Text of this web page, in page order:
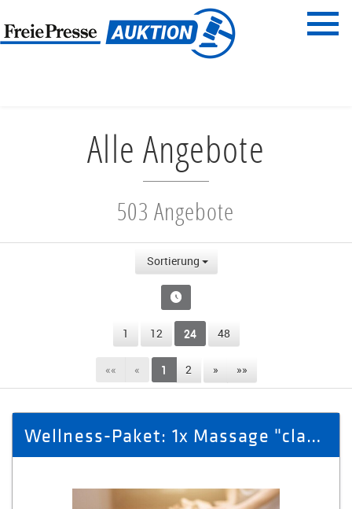
Menü
Alle Angebote
503 Angebote
Sortierung
1 12 24 48
«« « 1 2 » »»
Wellness-Paket: 1x Massage "classic" + 1x Aromaöl-Massage